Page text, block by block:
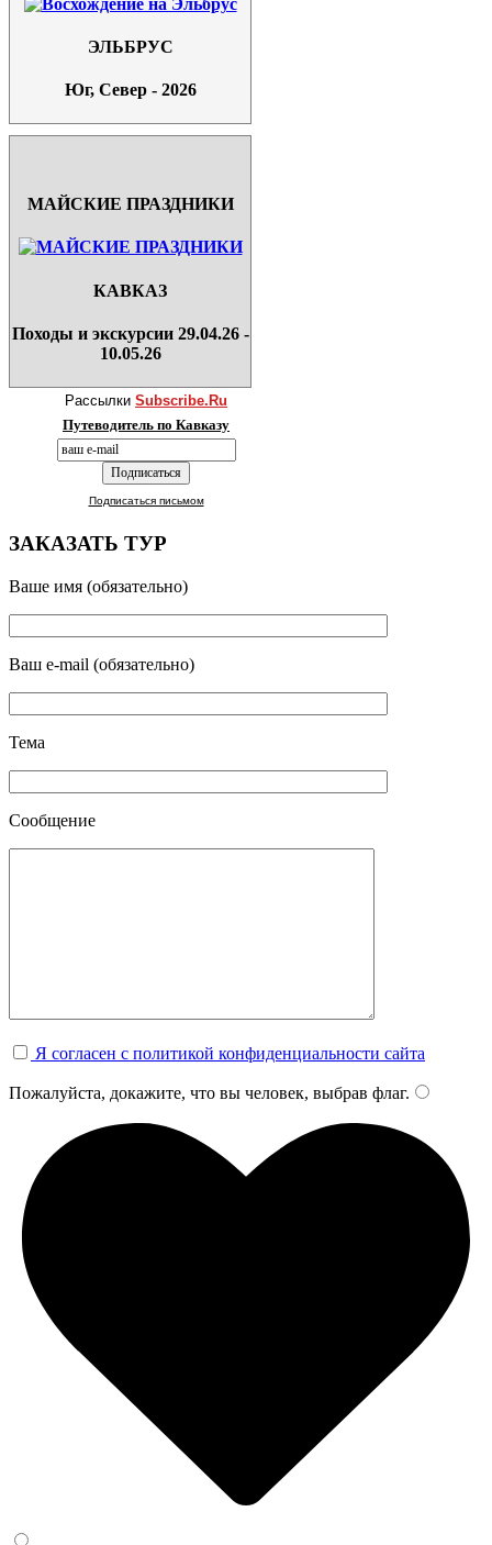
ЭЛЬБРУС
Юг, Север - 2026
МАЙСКИЕ ПРАЗДНИКИ
КАВКАЗ
Походы и экскурсии 29.04.26 -
10.05.26
Рассылки Subscribe.Ru
Путеводитель по Кавказу
Подписаться письмом
ЗАКАЗАТЬ ТУР
Ваше имя (обязательно)
Ваш e-mail (обязательно)
Тема
Сообщение
Я согласен с политикой конфиденциальности сайта
Пожалуйста, докажите, что вы человек, выбрав флаг.